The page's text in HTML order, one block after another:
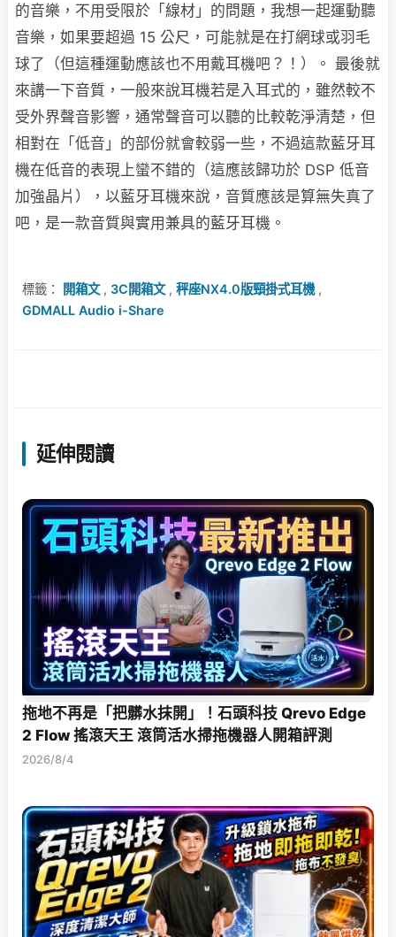
的音樂，不用受限於「線材」的問題，我想一起運動聽
音樂，如果要超過 15 公尺，可能就是在打網球或羽毛
球了（但這種運動應該也不用戴耳機吧？！）。 最後就
來講一下音質，一般來說耳機若是入耳式的，雖然較不
受外界聲音影響，通常聲音可以聽的比較乾淨清楚，但
相對在「低音」的部份就會較弱一些，不過這款藍牙耳
機在低音的表現上蠻不錯的（這應該歸功於 DSP 低音
加強晶片），以藍牙耳機來說，音質應該是算無失真了
吧，是一款音質與實用兼具的藍牙耳機。
標籤： 開箱文, 3C開箱文, 秤座NX4.0版頸掛式耳機,
GDMALL Audio i-Share
延伸閱讀
拖地不再是「把髒水抹開」！石頭科技 Qrevo Edge
2 Flow 搖滾天王 滾筒活水掃拖機器人開箱評測
2026/8/4